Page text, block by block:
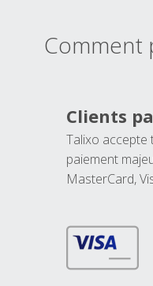
Comment
Clients
Talixo accepte
paiement
MasterCard,